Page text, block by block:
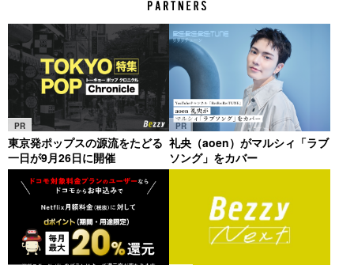
PR
東京発ポップスの源流をたどる
一日が9月26日に開催
PR
礼央（aoen）がマルシィ「ラブ
ソング」をカバー